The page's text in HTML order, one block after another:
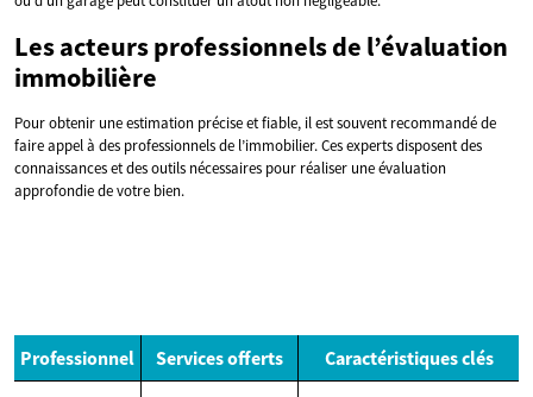
Les acteurs professionnels de l’évaluation
immobilière
Pour obtenir une estimation précise et fiable, il est souvent recommandé de
faire appel à des professionnels de l’immobilier. Ces experts disposent des
connaissances et des outils nécessaires pour réaliser une évaluation
approfondie de votre bien.
Professionnel Services offerts Caractéristiques clés